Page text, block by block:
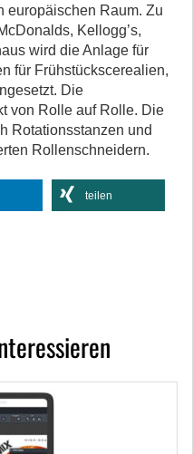
europäischen Raum. Zu
Kellogg’s,
wird die Anlage für
für Frühstückscerealien,
Die
von Rolle auf Rolle. Die
Rotationsstanzen und
Rollenschneidern.
teilen